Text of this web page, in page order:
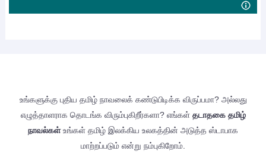
உங்களுக்கு புதிய தமிழ் நாவலைக் கண்டுபிடிக்க விருப்பமா? அல்லது
எழுத்தாளராக தொடங்க விரும்புகிறீர்களா? எங்கள் தடாதகை தமிழ்
நாவல்கள்உங்கள் தமிழ் இலக்கிய உலகத்தின் அடுத்த ஸ்டாபாக
மாற்றப்படும் என்று நம்புகிறோம்.